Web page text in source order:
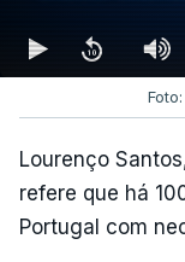
Lourenço
refere que há
Portugal com